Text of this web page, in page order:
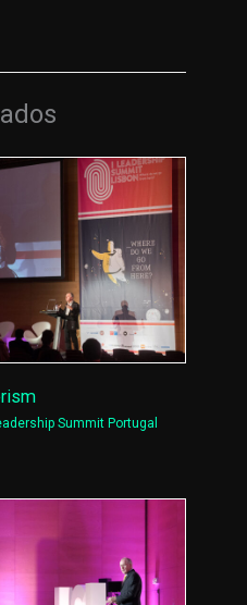
Summit Portugal